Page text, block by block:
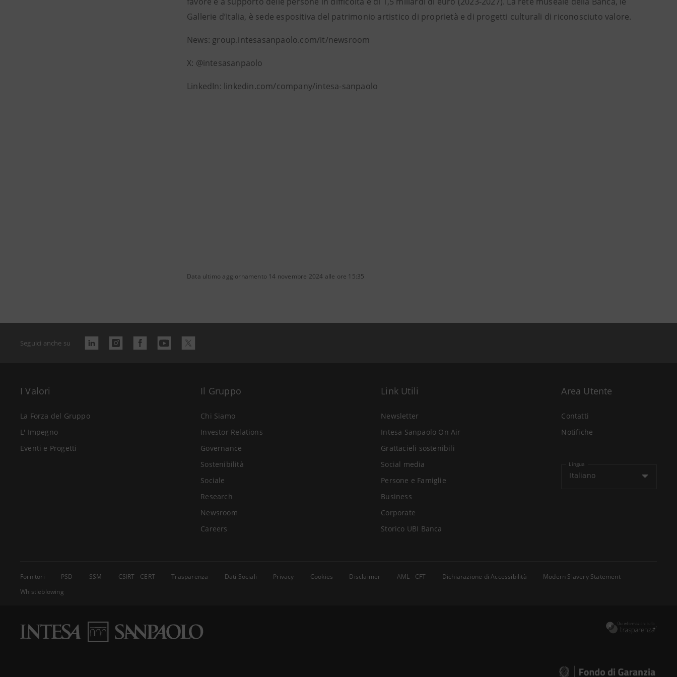
Gallerie d’Italia, è sede espositiva del patrimonio artistico di proprietà e di progetti culturali di riconosciuto valore.
News: group.intesasanpaolo.com/it/newsroom
X: @intesasanpaolo
LinkedIn: linkedin.com/company/intesa-sanpaolo
Data ultimo aggiornamento 14 novembre 2024 alle ore 15:35
Seguici anche su
I Valori
La Forza del Gruppo
L' Impegno
Eventi e Progetti
Il Gruppo
Chi Siamo
Investor Relations
Governance
Sostenibilità
Sociale
Research
Newsroom
Careers
Link Utili
Newsletter
Intesa Sanpaolo On Air
Grattacieli sostenibili
Social media
Persone e Famiglie
Business
Corporate
Storico UBI Banca
Area Utente
Contatti
Notifiche
Lingua
Italiano
Fornitori PSD SSM CSIRT - CERT Trasparenza Dati Sociali Privacy Cookies Disclaimer AML - CFT Dichiarazione di Accessibilità
Modern Slavery Statement
Whistleblowing